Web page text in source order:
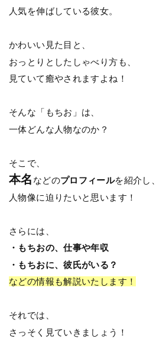
人気を伸ばしている彼女。
かわいい見た目と、
おっとりとしたしゃべり方も、
見ていて癒やされますよね！
そんな「もちお」は、
一体どんな人物なのか？
そこで、
本名 などのプロフィールを紹介し、
人物像に迫りたいと思います！
さらには、
・もちおの、仕事や年収
・もちおに、彼氏がいる？
などの情報も解説いたします！
それでは、
さっそく見ていきましょう！